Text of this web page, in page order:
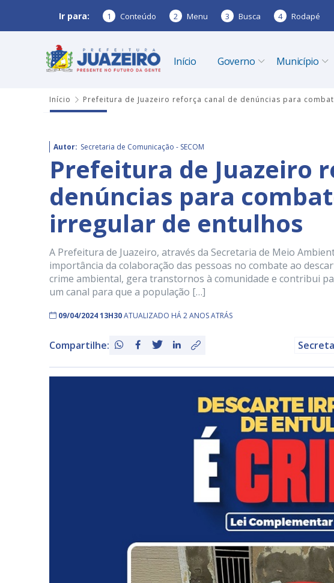
Ir para: 1 Conteúdo 2 Menu 3 Busca 4 Rodapé
Início Governo Município
Início Prefeitura de Juazeiro reforça canal de denúncias para
Autor: Secretaria de Comunicação - SECOM
Prefeitura de Juazeiro
denúncias para
irregular de entulhos
A Prefeitura de Juazeiro, através da Secretaria de Meio
importância da colaboração das pessoas no combate ao
crime ambiental, gera transtornos à comunidade e contribui
um canal para que a população […]
09/04/2024 13H30ATUALIZADO HÁ 2 ANOS ATRÁS
Compartilhe: